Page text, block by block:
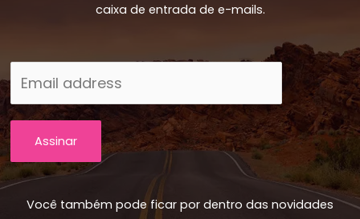
caixa de entrada de e-mails.
Assinar
Você também pode ficar por dentro das novidades